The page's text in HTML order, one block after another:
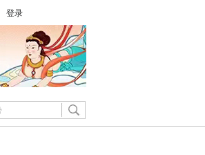
登录